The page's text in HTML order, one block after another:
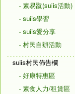
- 素易翫(suiis活動)
- suiis學習
- suiis愛分享
- 村民自辦活動
suiis村民佈告欄
- 好康特惠區
- 素食人力/租賃區